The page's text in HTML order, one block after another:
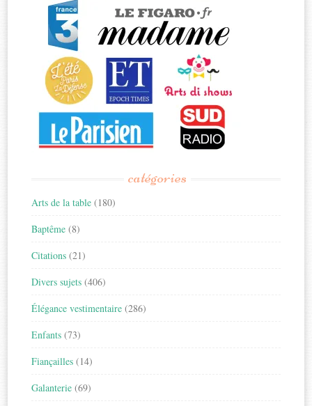
catégories
Arts de la table (180)
Baptême (8)
Citations (21)
Divers sujets (406)
Élégance vestimentaire (286)
Enfants (73)
Fiançailles (14)
Galanterie (69)